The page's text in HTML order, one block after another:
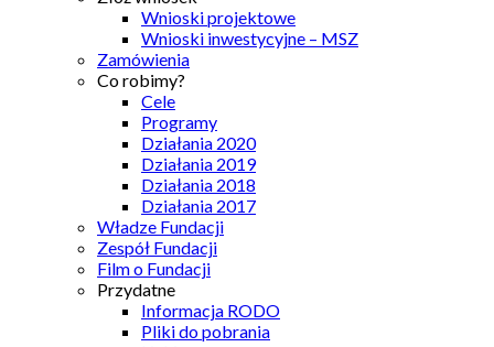
Wnioski projektowe
Wnioski inwestycyjne – MSZ
Zamówienia
Co robimy?
Cele
Programy
Działania 2020
Działania 2019
Działania 2018
Działania 2017
Władze Fundacji
Zespół Fundacji
Film o Fundacji
Przydatne
Informacja RODO
Pliki do pobrania